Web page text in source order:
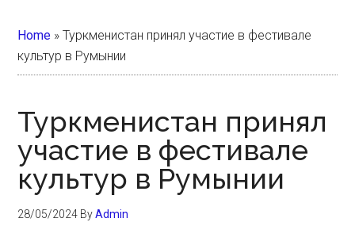
Home »Туркменистан принял участие в фестивале
культур в Румынии
Туркменистан принял
участие в фестивале
культур в Румынии
28/05/2024 ByAdmin